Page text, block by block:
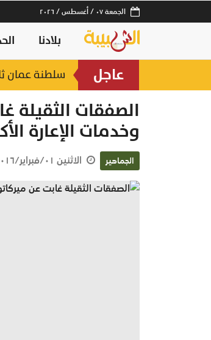
الجمعة ٠٧ / أغسطس / ٢٠٢٦
بلادنا
عاجل سلطنة عمان
الصفقات الثقيلة
وخدمات الإعارة
الجماهير الاثنين ٠١/فبراير/٢٠١٦ ٠٢:٠٤ ص